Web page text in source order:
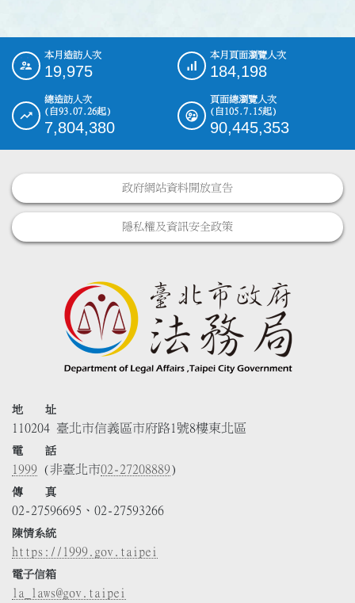
::: 本月造訪人次
19,975
本月頁面瀏覽人次
184,198
總造訪人次
(自93.07.26起)
7,804,380
頁面總瀏覽人次
(自105.7.15起)
90,445,353
政府網站資料開放宣告
隱私權及資訊安全政策
地 址
110204 臺北市信義區市府路1號8樓東北區
電 話
1999 (非臺北市02-27208889)
傳 真
02-27596695、02-27593266
陳情系統
https://1999.gov.taipei
電子信箱
la_laws@gov.taipei